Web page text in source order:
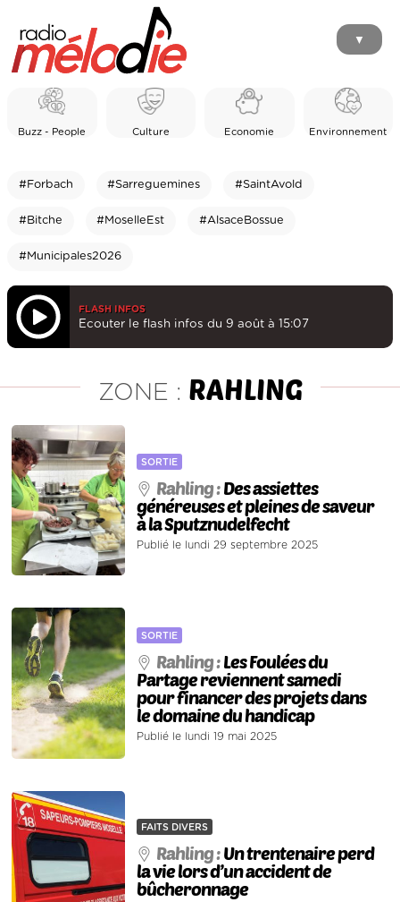
▼
Buzz - People Culture Economie Environnement
#Forbach #Sarreguemines #SaintAvold
#Bitche #MoselleEst #AlsaceBossue
#Municipales2026
FLASH INFOS
Ecouter le flash infos du 9 août à 15:07
ZONE : RAHLING
SORTIE
Rahling :Des assiettes
généreuses et pleines de saveur
à la Sputznudelfecht
Publié le lundi 29 septembre 2025
SORTIE
Rahling :Les Foulées du
Partage reviennent samedi
pour financer des projets dans
le domaine du handicap
Publié le lundi 19 mai 2025
FAITS DIVERS
Rahling :Un trentenaire perd
la vie lors d’un accident de
bûcheronnage